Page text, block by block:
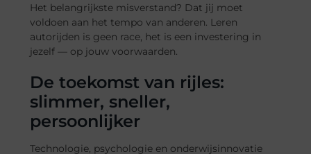
Het belangrijkste misverstand? Dat jij moet
voldoen aan het tempo van anderen. Leren
autorijden is geen race, het is een investering in
jezelf — op jouw voorwaarden.
De toekomst van rijles:
slimmer, sneller,
persoonlijker
Technologie, psychologie en onderwijsinnovatie